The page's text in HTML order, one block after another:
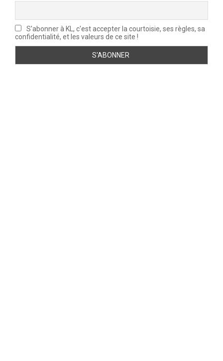
S'abonner à KL, c'est accepter la courtoisie, ses règles, sa
confidentialité, et les valeurs de ce site !